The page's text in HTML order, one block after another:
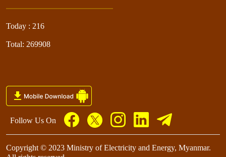
Today : 216
Total: 269908
Follow Us On
Copyright © 2023 Ministry of Electricity and Energy, Myanmar.